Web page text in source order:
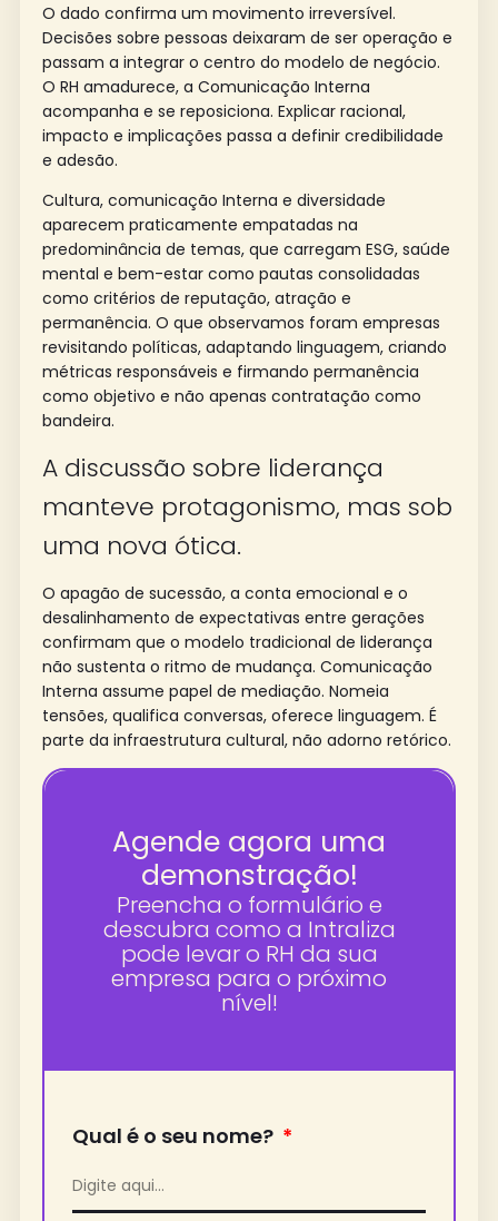
O dado confirma um movimento irreversível.
Decisões sobre pessoas deixaram de ser operação e
passam a integrar o centro do modelo de negócio.
O RH amadurece, a Comunicação Interna
acompanha e se reposiciona. Explicar racional,
impacto e implicações passa a definir credibilidade
e adesão.
Cultura, comunicação Interna e diversidade
aparecem praticamente empatadas na
predominância de temas, que carregam ESG, saúde
mental e bem-estar como pautas consolidadas
como critérios de reputação, atração e
permanência. O que observamos foram empresas
revisitando políticas, adaptando linguagem, criando
métricas responsáveis e firmando permanência
como objetivo e não apenas contratação como
bandeira.
A discussão sobre liderança
manteve protagonismo, mas sob
uma nova ótica.
O apagão de sucessão, a conta emocional e o
desalinhamento de expectativas entre gerações
confirmam que o modelo tradicional de liderança
não sustenta o ritmo de mudança. Comunicação
Interna assume papel de mediação. Nomeia
tensões, qualifica conversas, oferece linguagem. É
parte da infraestrutura cultural, não adorno retórico.
Agende agora uma
demonstração!
Preencha o formulário e
descubra como a Intraliza
pode levar o RH da sua
empresa para o próximo
nível!
Qual é o seu nome?